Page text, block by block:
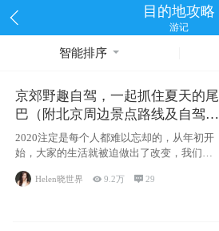
目的地攻略
游记
智能排序
京郊野趣自驾，一起抓住夏天的尾
巴（附北京周边景点路线及自驾攻
略）
2020注定是每个人都难以忘却的，从年初开
始，大家的生活就被迫做出了改变，我们也
不例外。本来双双辞职是为
Helen晓世界 9.2万 29